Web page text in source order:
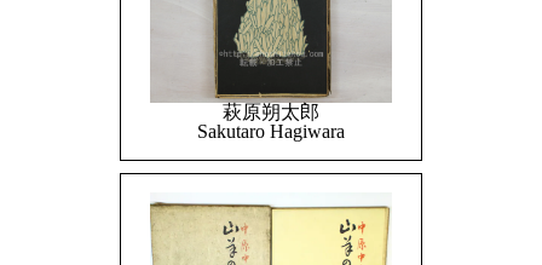
萩原朔太郎
Sakutaro Hagiwara